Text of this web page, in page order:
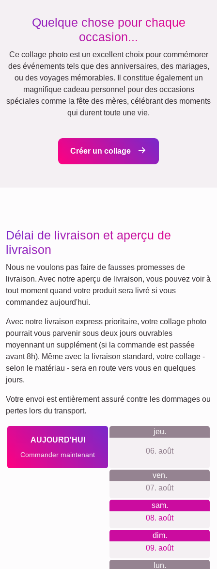
Affiche de définition
Deuil
Deuil pour animaux de
Ce que nous défendons
Nous nous engageons à offrir une expérience d'achat
respectons votre vie privée en évitant le suivi et les
newsletters. Nos prix sont transparents, sans coûts cachés,
Nous utilisons des matériaux premium et nous nous
efforçons de maintenir toutes nos opérations de manière
durable et climatiquement neutre.
occasion...
Ce collage photo est un excellent choix pour commémorer
des événements tels que des anniversaires, des mariages,
ou des voyages mémorables. Il constitue également un
magnifique cadeau personnel pour des occasions